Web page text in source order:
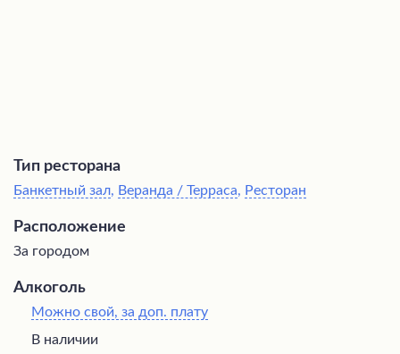
Тип ресторана
Банкетный зал, Веранда / Терраса, Ресторан
Расположение
За городом
Алкоголь
Можно свой, за доп. плату
В наличии